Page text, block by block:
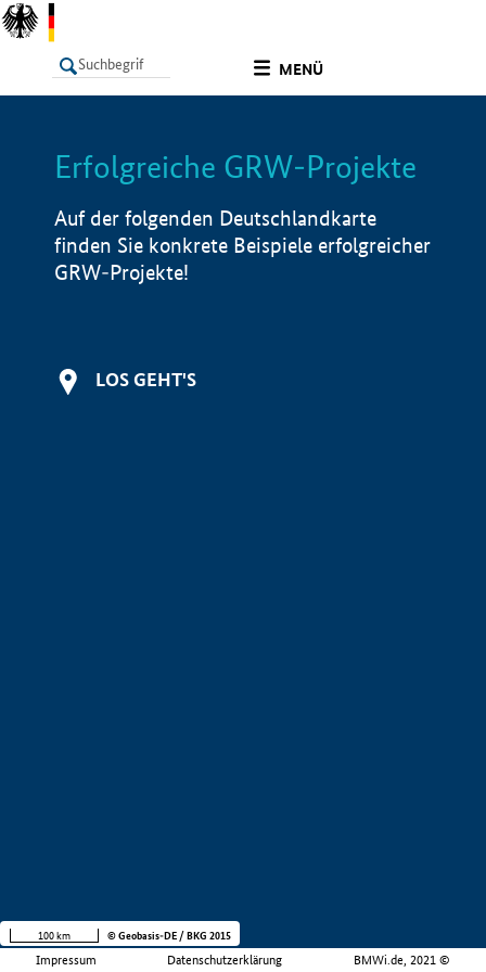
MENÜ
LISTE Info
Erfolgreiche GRW-Projekte
Auf der folgenden Deutschlandkarte
finden Sie konkrete Beispiele erfolgreicher
GRW-Projekte!
LOS GEHT'S
Impressum Datenschutzerklärung BMWi.de, 2021 ©
100 km © Geobasis-DE / BKG 2015